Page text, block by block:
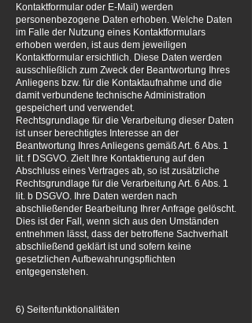
Kontaktformular oder E-Mail) werden
personenbezogene Daten erhoben. Welche Daten
im Falle der Nutzung eines Kontaktformulars
erhoben werden, ist aus dem jeweiligen
Kontaktformular ersichtlich. Diese Daten werden
ausschließlich zum Zweck der Beantwortung Ihres
Anliegens bzw. für die Kontaktaufnahme und die
damit verbundene technische Administration
gespeichert und verwendet.
Rechtsgrundlage für die Verarbeitung dieser Daten
ist unser berechtigtes Interesse an der
Beantwortung Ihres Anliegens gemäß Art. 6 Abs. 1
lit. f DSGVO. Zielt Ihre Kontaktierung auf den
Abschluss eines Vertrages ab, so ist zusätzliche
Rechtsgrundlage für die Verarbeitung Art. 6 Abs. 1
lit. b DSGVO. Ihre Daten werden nach
abschließender Bearbeitung Ihrer Anfrage gelöscht.
Dies ist der Fall, wenn sich aus den Umständen
entnehmen lässt, dass der betroffene Sachverhalt
abschließend geklärt ist und sofern keine
gesetzlichen Aufbewahrungspflichten
entgegenstehen.
6) Seitenfunktionalitäten